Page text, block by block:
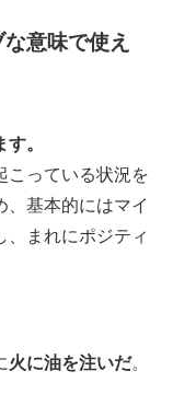
意味で使え
。
こっている状況を
、基本的にはマイ
、まれにポジティ
火に油を注いだ。